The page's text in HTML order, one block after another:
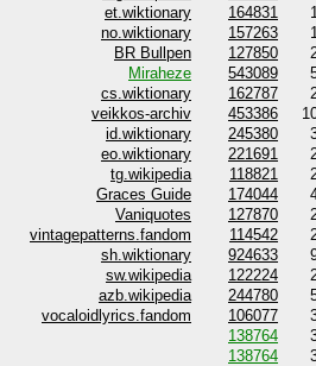
et.wiktionary 164831
no.wiktionary 157263
BR Bullpen 127850
Miraheze 543089
cs.wiktionary 162787
veikkos-archiv 453386
id.wiktionary 245380
eo.wiktionary 221691
tg.wikipedia 118821
Graces Guide 174044
Vaniquotes 127870
vintagepatterns.fandom 114542
sh.wiktionary 924633
sw.wikipedia 122224
azb.wikipedia 244780
vocaloidlyrics.fandom 106077
138764
138764